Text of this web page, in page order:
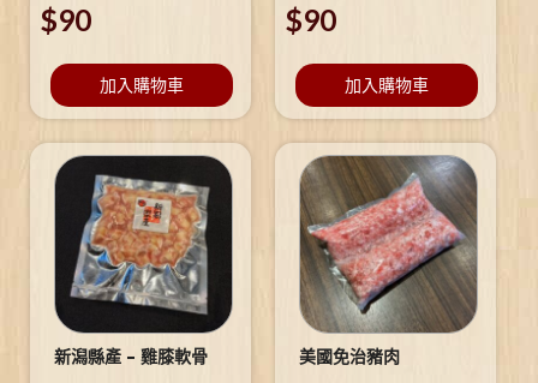
$90
加入購物車
$90
加入購物車
新潟縣產 – 雞膝軟骨 美國免治豬肉